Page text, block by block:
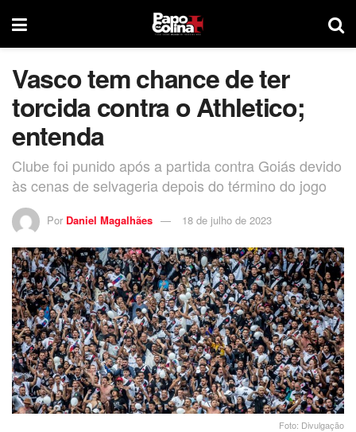
Vasco tem chance de ter
torcida contra o Athletico;
entenda
Clube foi punido após a partida contra Goiás devido
às cenas de selvageria depois do término do jogo
Por Daniel Magalhães 18 de julho de 2023
Foto: Divulgação